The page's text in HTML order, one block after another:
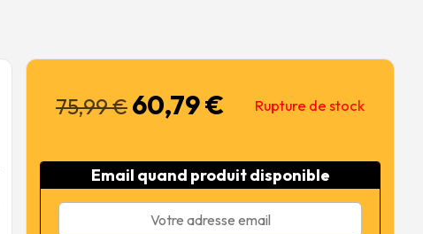
75,99€ Le
prix
était :
75,99 €.
60,79€Le
est :
60,79 €.
Rupture de stock
Email quand produit disponible